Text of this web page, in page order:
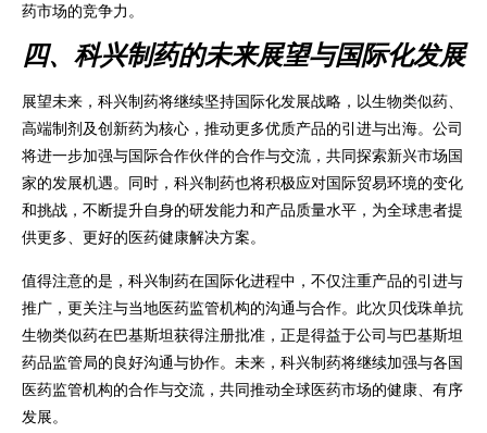
药市场的竞争力。
四、科兴制药的未来展望与国际化发展
展望未来，科兴制药将继续坚持国际化发展战略，以生物类似药、
高端制剂及创新药为核心，推动更多优质产品的引进与出海。公司
将进一步加强与国际合作伙伴的合作与交流，共同探索新兴市场国
家的发展机遇。同时，科兴制药也将积极应对国际贸易环境的变化
和挑战，不断提升自身的研发能力和产品质量水平，为全球患者提
供更多、更好的医药健康解决方案。
值得注意的是，科兴制药在国际化进程中，不仅注重产品的引进与
推广，更关注与当地医药监管机构的沟通与合作。此次贝伐珠单抗
生物类似药在巴基斯坦获得注册批准，正是得益于公司与巴基斯坦
药品监管局的良好沟通与协作。未来，科兴制药将继续加强与各国
医药监管机构的合作与交流，共同推动全球医药市场的健康、有序
发展。